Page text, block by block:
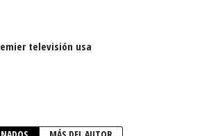
televisión usa